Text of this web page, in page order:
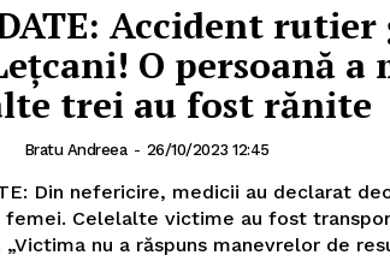
Accident rutier
O persoană a
trei au fost rănite
Bratu Andreea - 26/10/2023 12:45
Din nefericire, medicii au declarat
femei. Celelalte victime au fost
„Victima nu a răspuns manevrelor de